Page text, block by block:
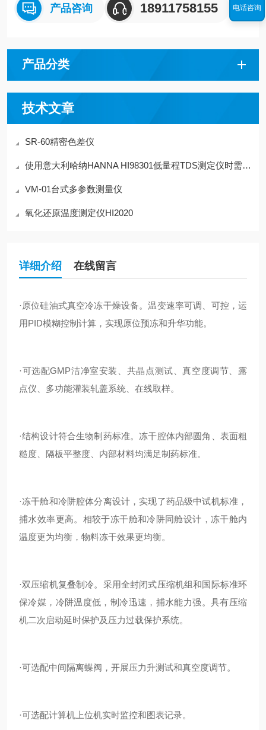
产品咨询 18911758155
产品分类
技术文章
SR-60精密色差仪
使用意大利哈纳HANNA HI98301低量程TDS测定仪时需注意什么
VM-01台式多参数测量仪
氧化还原温度测定仪HI2020
详细介绍 在线留言
·原位硅油式真空冷冻干燥设备。温变速率可调、可控，运
用PID模糊控制计算，实现原位预冻和升华功能。
·可选配GMP洁净室安装、共晶点测试、真空度调节、露
点仪、多功能灌装轧盖系统、在线取样。
·结构设计符合生物制药标准。冻干腔体内部圆角、表面粗
糙度、隔板平整度、内部材料均满足制药标准。
·冻干舱和冷阱腔体分离设计，实现了药品级中试机标准，
捕水效率更高。相较于冻干舱和冷阱同舱设计，冻干舱内
温度更为均衡，物料冻干效果更均衡。
·双压缩机复叠制冷。采用全封闭式压缩机组和国际标准环
保冷媒，冷阱温度低，制冷迅速，捕水能力强。具有压缩
机二次启动延时保护及压力过载保护系统。
·可选配中间隔离蝶阀，开展压力升测试和真空度调节。
·可选配计算机上位机实时监控和图表记录。
电话咨询